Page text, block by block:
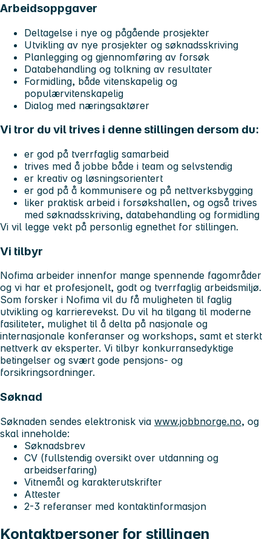
Arbeidsoppgaver
Deltagelse i nye og pågående prosjekter
Utvikling av nye prosjekter og søknadsskriving
Planlegging og gjennomføring av forsøk
Databehandling og tolkning av resultater
Formidling, både vitenskapelig og
populærvitenskapelig
Dialog med næringsaktører
Vi tror du vil trives i denne stillingen dersom du:
er god på tverrfaglig samarbeid
trives med å jobbe både i team og selvstendig
er kreativ og løsningsorientert
er god på å kommunisere og på nettverksbygging
liker praktisk arbeid i forsøkshallen, og også trives
med søknadsskriving, databehandling og formidling
Vi vil legge vekt på personlig egnethet for stillingen.
Vi tilbyr
Nofima arbeider innenfor mange spennende fagområder
og vi har et profesjonelt, godt og tverrfaglig arbeidsmiljø.
Som forsker i Nofima vil du få muligheten til faglig
utvikling og karrierevekst. Du vil ha tilgang til moderne
fasiliteter, mulighet til å delta på nasjonale og
internasjonale konferanser og workshops, samt et sterkt
nettverk av eksperter. Vi tilbyr konkurransedyktige
betingelser og svært gode pensjons- og
forsikringsordninger.
Søknad
Søknaden sendes elektronisk via www.jobbnorge.no, og
skal inneholde:
Søknadsbrev
CV (fullstendig oversikt over utdanning og
arbeidserfaring)
Vitnemål og karakterutskrifter
Attester
2-3 referanser med kontaktinformasjon
Kontaktpersoner for stillingen